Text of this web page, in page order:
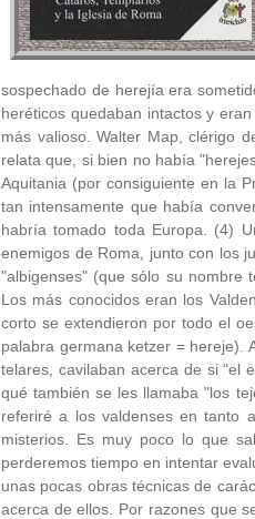
sospechado de herejía era
heréticos quedaban intactos y
más valioso. Walter Map, clérigo
relata que, si bien no había
Aquitania (por consiguiente en la
tan intensamente que había
habría tomado toda Europa. (4)
enemigos de Roma, junto con los
"albigenses" (que sólo su nombre
Los más conocidos eran los
corto se extendieron por todo el
palabra germana ketzer = hereje).
telares, cavilaban acerca de si "el
qué también se les llamaba "los
referiré a los valdenses en tanto
misterios. Es muy poco lo que
perderemos tiempo en intentar
unas pocas obras técnicas de
acerca de ellos. Por razones que